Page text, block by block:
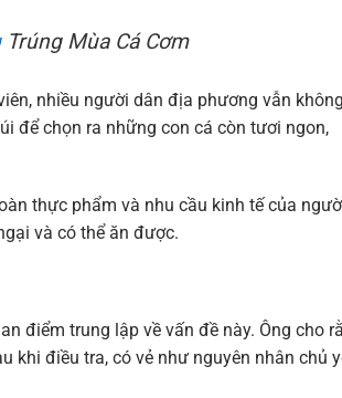
Trúng Mùa Cá Cơm
nhiều người dân địa phương vẫn
để chọn ra những con cá còn tươi ngon,
thực phẩm và nhu cầu kinh tế của
và có thể ăn được.
điểm trung lập về vấn đề này. Ông cho
khi điều tra, có vẻ như nguyên nhân chủ